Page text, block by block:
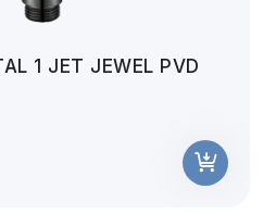
1 JET JEWEL PVD